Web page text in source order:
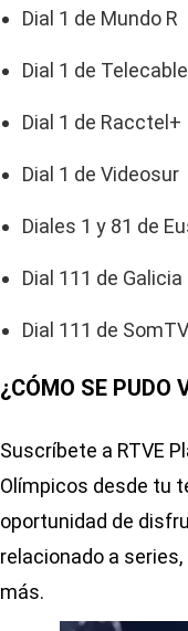
Dial 1 de Mundo R
Dial 1 de Telecable
Dial 1 de Racctel+
Dial 1 de Videosur
Diales 1 y 81 de
Dial 111 de Galicia
Dial 111 de SomTV
¿CÓMO SE PUDO
Suscríbete a RTVE
Olímpicos desde tu
oportunidad de
relacionado a
más.